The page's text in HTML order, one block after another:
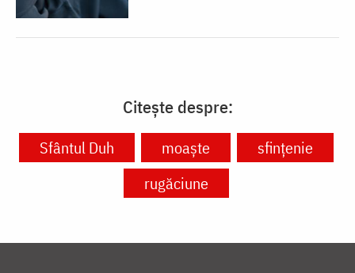
Citește despre:
Sfântul Duh moaște
sfințenie
rugăciune